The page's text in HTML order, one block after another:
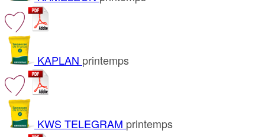
KAPLAN printemps
KWS TELEGRAM printemps